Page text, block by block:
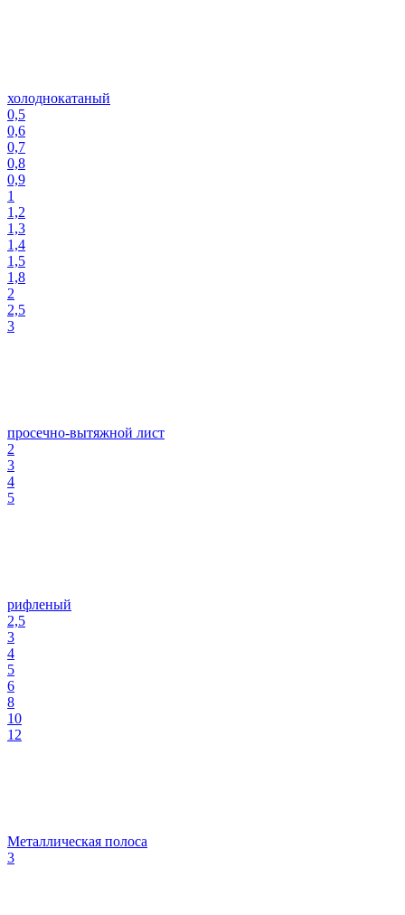
холоднокатаный
0,5
0,6
0,7
0,8
0,9
1
1,2
1,3
1,4
1,5
1,8
2
2,5
3
просечно-вытяжной лист
2
3
4
5
рифленый
2,5
3
4
5
6
8
10
12
Металлическая полоса
3